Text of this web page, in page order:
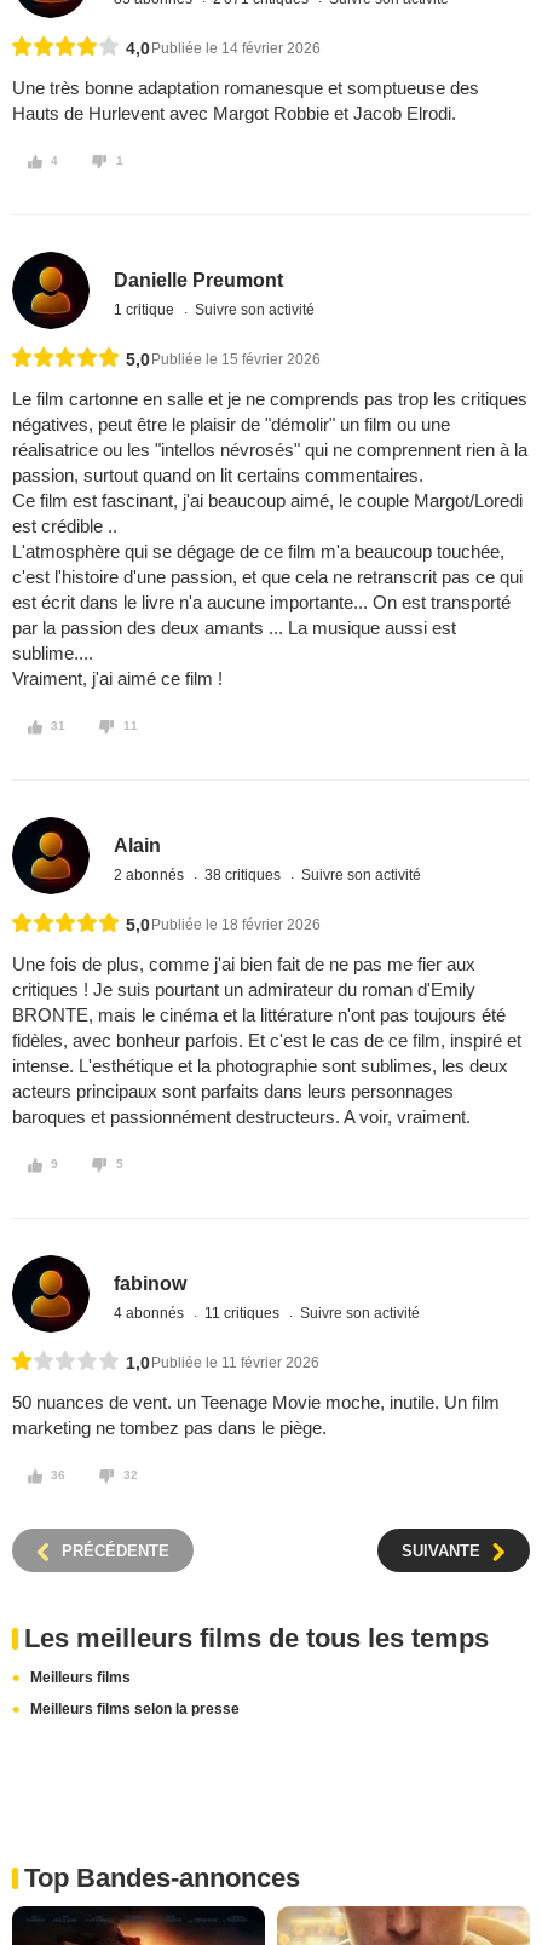
4,0 Publiée le 14 février 2026
Une très bonne adaptation romanesque et somptueuse des
Hauts de Hurlevent avec Margot Robbie et Jacob Elrodi.
4 1
Danielle Preumont
1 critique Suivre son activité
5,0 Publiée le 15 février 2026
Le film cartonne en salle et je ne comprends pas trop les critiques
négatives, peut être le plaisir de "démolir" un film ou une
réalisatrice ou les "intellos névrosés" qui ne comprennent rien à la
passion, surtout quand on lit certains commentaires.
Ce film est fascinant, j'ai beaucoup aimé, le couple Margot/Loredi
est crédible ..
L'atmosphère qui se dégage de ce film m'a beaucoup touchée,
c'est l'histoire d'une passion, et que cela ne retranscrit pas ce qui
est écrit dans le livre n'a aucune importante... On est transporté
par la passion des deux amants ... La musique aussi est
sublime....
Vraiment, j'ai aimé ce film !
31 11
Alain
2 abonnés 38 critiques Suivre son activité
5,0 Publiée le 18 février 2026
Une fois de plus, comme j'ai bien fait de ne pas me fier aux
critiques ! Je suis pourtant un admirateur du roman d'Emily
BRONTE, mais le cinéma et la littérature n'ont pas toujours été
fidèles, avec bonheur parfois. Et c'est le cas de ce film, inspiré et
intense. L'esthétique et la photographie sont sublimes, les deux
acteurs principaux sont parfaits dans leurs personnages
baroques et passionnément destructeurs. A voir, vraiment.
9 5
fabinow
4 abonnés 11 critiques Suivre son activité
1,0 Publiée le 11 février 2026
50 nuances de vent. un Teenage Movie moche, inutile. Un film
marketing ne tombez pas dans le piège.
36 32
PRÉCÉDENTE SUIVANTE
Les meilleurs films de tous les temps
Meilleurs films
Meilleurs films selon la presse
Top Bandes-annonces